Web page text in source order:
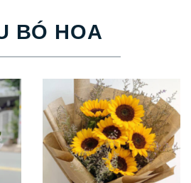
BÓ HOA